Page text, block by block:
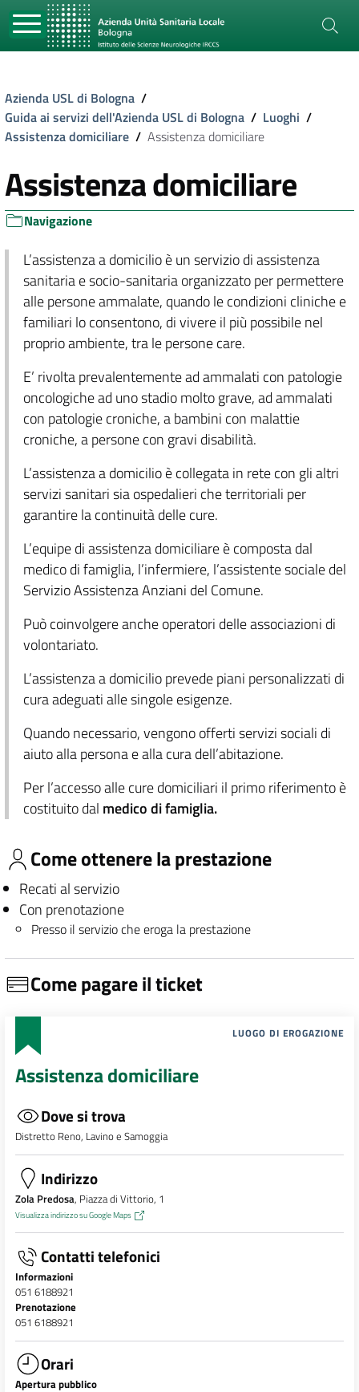
Azienda USL di Bologna /
Guida ai servizi dell'Azienda USL di Bologna / Luoghi /
Assistenza domiciliare / Assistenza domiciliare
Assistenza domiciliare
Navigazione
L’assistenza a domicilio è un servizio di assistenza
sanitaria e socio-sanitaria organizzato per permettere
alle persone ammalate, quando le condizioni cliniche e
familiari lo consentono, di vivere il più possibile nel
proprio ambiente, tra le persone care.
E’ rivolta prevalentemente ad ammalati con patologie
oncologiche ad uno stadio molto grave, ad ammalati
con patologie croniche, a bambini con malattie
croniche, a persone con gravi disabilità.
L’assistenza a domicilio è collegata in rete con gli altri
servizi sanitari sia ospedalieri che territoriali per
garantire la continuità delle cure.
L’equipe di assistenza domiciliare è composta dal
medico di famiglia, l’infermiere, l’assistente sociale del
Servizio Assistenza Anziani del Comune.
Può coinvolgere anche operatori delle associazioni di
volontariato.
L’assistenza a domicilio prevede piani personalizzati di
cura adeguati alle singole esigenze.
Quando necessario, vengono offerti servizi sociali di
aiuto alla persona e alla cura dell’abitazione.
Per l’accesso alle cure domiciliari il primo riferimento è
costituito dal medico di famiglia.
Come ottenere la prestazione
Recati al servizio
Con prenotazione
Presso il servizio che eroga la prestazione
Come pagare il ticket
LUOGO DI EROGAZIONE
Assistenza domiciliare
Dove si trova
Distretto Reno, Lavino e Samoggia
Indirizzo
Zola Predosa, Piazza di Vittorio, 1
Visualizza indirizzo su Google Maps
Contatti telefonici
Informazioni
051 6188921
Prenotazione
051 6188921
Orari
Apertura pubblico